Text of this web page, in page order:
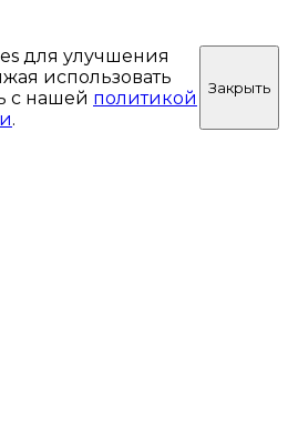
для улучшения
использовать
с нашей политикой
.
Закрыть